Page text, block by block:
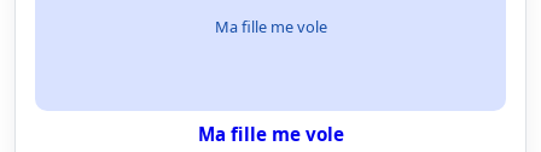
Ma fille me vole
Ma fille me vole